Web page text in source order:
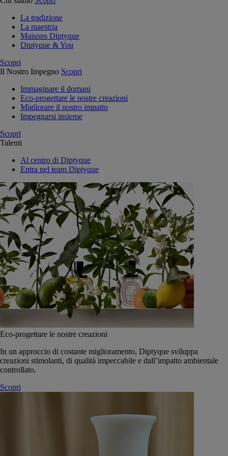
La tradizione
La maestria
Maisons Diptyque
Diptyque & You
Scopri
Il Nostro Impegno Scopri
Immaginare il domani
Eco-progettare le nostre creazioni
Migliorare il nostro impatto
Impegnarsi insieme
Scopri
Talenti
Al centro di Diptyque
Entra nel team Diptyque
Eco-progettare le nostre creazioni
In un approccio di costante miglioramento, Diptyque sviluppa
creazioni stimolanti, di qualità impeccabile e dall’impatto ambientale
controllato.
Scopri